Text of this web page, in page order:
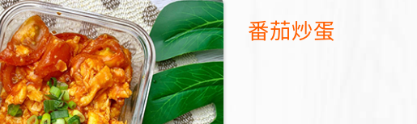
番茄炒蛋